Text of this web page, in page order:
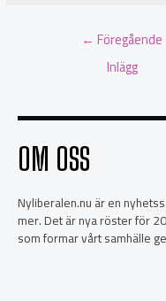
← Föregående
Inlägg
OM OSS
Nyliberalen.nu är en
mer. Det är nya röster för
som formar vårt samhälle